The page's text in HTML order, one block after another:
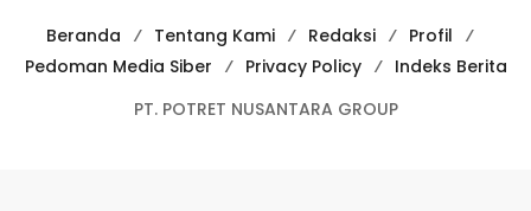
Beranda Tentang Kami Redaksi
Profil
Pedoman Media Siber
Privacy Policy
Indeks Berita
PT. POTRET NUSANTARA GROUP